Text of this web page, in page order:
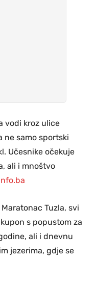
vodi kroz ulice
ne samo sportski
Učesnike očekuje
ali i mnoštvo
Tuzla, svi
s popustom za
ali i dnevnu
jezerima, gdje se